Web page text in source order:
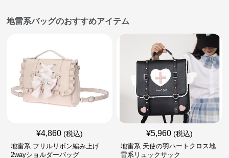
地雷系バッグのおすすめアイテム
¥4,860 (税込)
地雷系 フリルリボン編み上げ
2wayショルダーバッグ
¥5,960 (税込)
地雷系 天使の羽ハートクロス地
雷系リュックサック